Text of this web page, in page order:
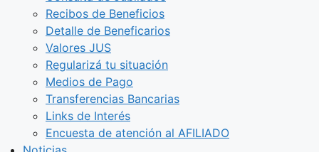
Recibos de Beneficios
Detalle de Beneficarios
Valores JUS
Regularizá tu situación
Medios de Pago
Transferencias Bancarias
Links de Interés
Encuesta de atención al AFILIADO